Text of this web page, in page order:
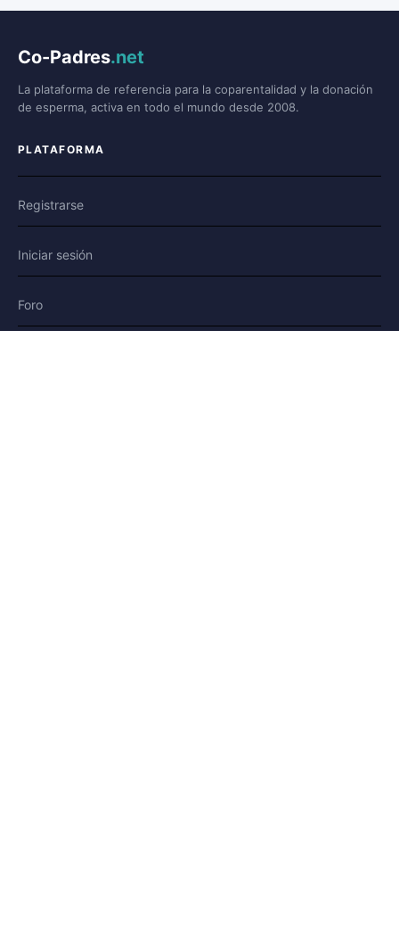
Co-Padres.net
La plataforma de referencia para la coparentalidad y la donación
de esperma, activa en todo el mundo desde 2008.
PLATAFORMA
Registrarse
Iniciar sesión
Foro